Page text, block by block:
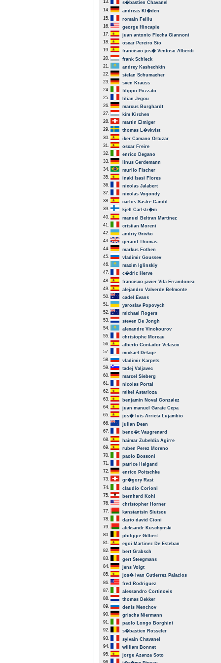
13.
s�bastien Chavanel
14.
andreas Kl�den
15.
romain Feillu
16.
george Hincapie
17.
juan antonio Flecha Giannoni
18.
oscar Pereiro Sio
19.
francisco jos� Ventoso Alberdi
20.
frank Schleck
21.
andrey Kashechkin
22.
stefan Schumacher
23.
sven Krauss
24.
filippo Pozzato
25.
lilian Jegou
26.
marcus Burghardt
27.
kim Kirchen
28.
martin Elmiger
29.
thomas L�vkvist
30.
iker Camano Ortuzar
31.
oscar Freire
32.
enrico Degano
33.
linus Gerdemann
34.
murilo Fischer
35.
inaki Isasi Flores
36.
nicolas Jalabert
37.
nicolas Vogondy
38.
carlos Sastre Candil
39.
kjell Carlstr�m
40.
manuel Beltran Martinez
41.
cristian Moreni
42.
andriy Grivko
43.
geraint Thomas
44.
markus Fothen
45.
vladimir Goussev
46.
maxim Iglinskiy
47.
c�dric Herve
48.
francisco javier Vila Errandonea
49.
alejandro Valverde Belmonte
50.
cadel Evans
51.
yaroslav Popovych
52.
michael Rogers
53.
steven De Jongh
54.
alexandre Vinokourov
55.
christophe Moreau
56.
alberto Contador Velasco
57.
mickael Delage
58.
vladimir Karpets
59.
tadej Valjavec
60.
marcel Sieberg
61.
nicolas Portal
62.
mikel Astarloza
63.
benjamin Noval Gonzalez
64.
juan manuel Garate Cepa
65.
jos� luis Arrieta Lujambio
66.
julian Dean
67.
beno�t Vaugrenard
68.
haimar Zubeldia Agirre
69.
ruben Perez Moreno
70.
paolo Bossoni
71.
patrice Halgand
72.
enrico Poitschke
73.
gr�gory Rast
74.
claudio Corioni
75.
bernhard Kohl
76.
christopher Horner
77.
kanstantsin Siutsou
78.
dario david Cioni
79.
aleksandr Kuschynski
80.
philippe Gilbert
81.
egoi Martinez De Esteban
82.
bert Grabsch
83.
gert Steegmans
84.
jens Voigt
85.
jos� ivan Gutierrez Palacios
86.
fred Rodriguez
87.
alessandro Cortinovis
88.
thomas Dekker
89.
denis Menchov
90.
grischa Niermann
91.
paolo Longo Borghini
92.
s�bastien Rosseler
93.
sylvain Chavanel
94.
william Bonnet
95.
jorge Azanza Soto